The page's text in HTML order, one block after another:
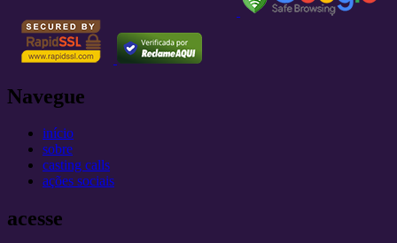
Navegue
início
sobre
casting calls
ações sociais
acesse